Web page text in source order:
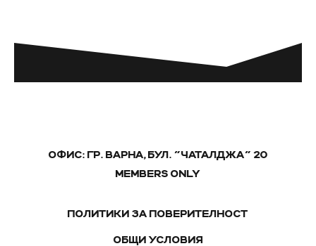
ОФИС: ГР. ВАРНА, БУЛ. "ЧАТАЛДЖА" 20
MEMBERS ONLY
ПОЛИТИКИ ЗА ПОВЕРИТЕЛНОСТ
ОБЩИ УСЛОВИЯ